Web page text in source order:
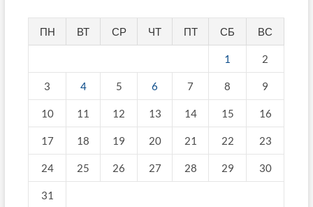
ПН ВТ СР ЧТ ПТ СБ ВС
1 2
3 4 5 6 7 8 9
10 11 12 13 14 15 16
17 18 19 20 21 22 23
24 25 26 27 28 29 30
31